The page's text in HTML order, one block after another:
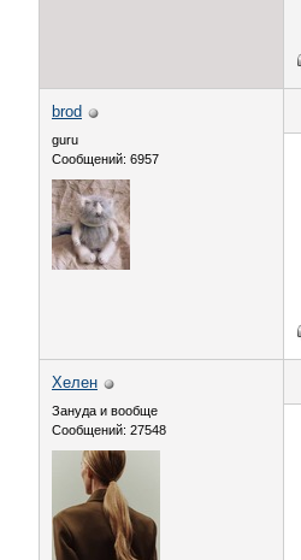
brod
guru
Сообщений: 6957
Хелен
Зануда и вообще
Сообщений: 27548